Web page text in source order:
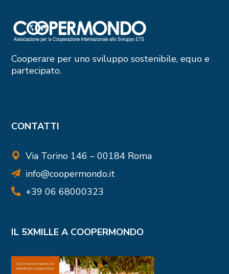
Cooperare per uno sviluppo sostenibile, equo e
partecipato.
CONTATTI
Via Torino 146 – 00184 Roma
info@coopermondo.it
+39 06 68000323
IL 5XMILLE A COOPERMONDO